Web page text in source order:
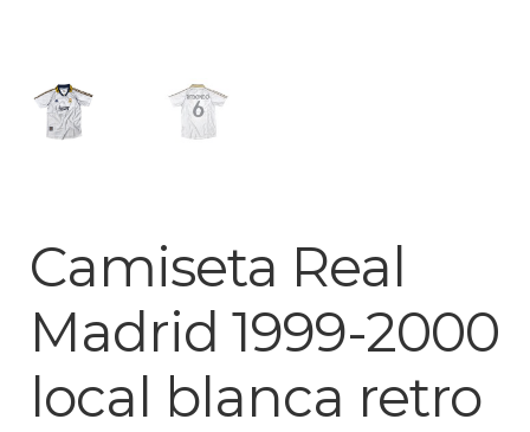
Niños
OUTLET
Camiseta Real
Madrid 1999-2000
local blanca retro